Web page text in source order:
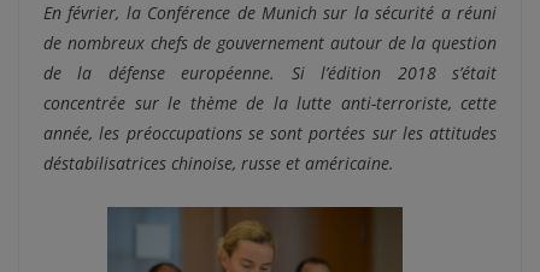
En février, la Conférence de Munich sur la sécurité a réuni
de nombreux chefs de gouvernement autour de la question
de la défense européenne. Si l’édition 2018 s’était
concentrée sur le thème de la lutte anti-terroriste, cette
année, les préoccupations se sont portées sur les attitudes
déstabilisatrices chinoise, russe et américaine.